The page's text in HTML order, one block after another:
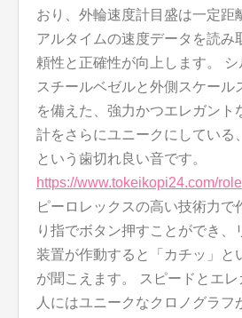
おり、外輪速度計目盛は一定距
アルタイムの速度データを読み
頼性と正確性が向上します。
スチールベゼルと外側スケール
を備えた、強力かつエレガント
計をさらにユニークにしている
という歯切れ良い音です。
https://www.tokeikopi24.com/
ピーロレックスの高い技術力で
り指でボタン押すことができ、
装置が作動すると「カチッ」と
が聞こえます。 スピードとエ
人にはユニークなクロノグラフ